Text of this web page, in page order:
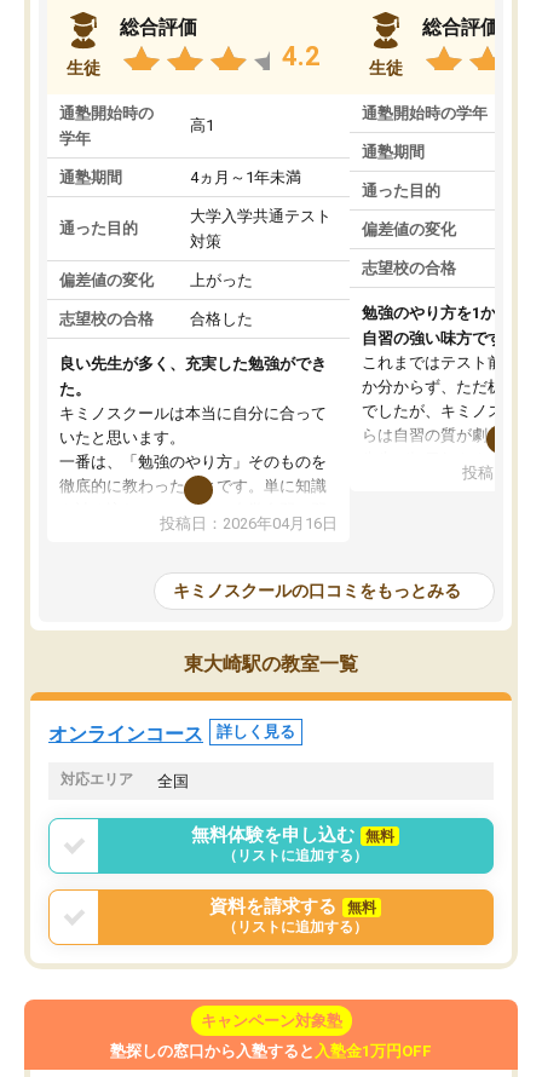
生徒
総合評価
4.2
通塾開始時の
学年
高1
通塾期間 4ヵ月～1年未満
通った目的
大学入学共通テスト
対策
偏差値の変化 上がった
志望校の合格 合格した
良い先生が多く、充実した勉強ができ
た。
キミノスクールは本当に自分に合って
いたと思います。
一番は、「勉強のやり方」そのものを
徹底的に教わったことです。単に知識
を詰め込むのではなく、自学自習の習
慣が身につくよう並走してくれるの
はなくなりました。
講師の方との距離も近く、親身なコー
チングのおかげで、停滞期もモチベー
ションを維持できました。「やらされ
る勉強」から「目標のための勉強」へ
意識が変わったことが、目標校への合
投稿日：2026年04月16日
生徒
総合評価
通塾開始時の学年
通塾期間
通った目的
偏差値の変化
志望校の合格
勉強のやり方を1から教
自習の強い味方です。
これまではテスト前に何
か分からず、ただ机に座
でしたが、キミノスクー
らは自習の質が劇的に変
を明確にしてくれるの
の仕方をコーチングして
ルなので、家での学習習
身につきました。結果と
た。自分から学ぶ姿勢を
投稿日：
キミノスクールの口コミをもっとみる
東大崎駅の教室一覧
オンラインコース 詳しく見る
対応エリア 全国
無料体験を申し込む
無料
（リストに追加する）
資料を請求する
無料
（リストに追加する）
キャンペーン対象塾
塾探しの窓口から入塾すると 入塾金1万円OFF